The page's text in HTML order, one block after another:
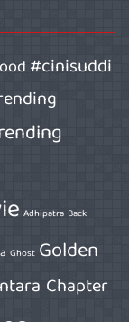
#cinisuddi
Adhipatra Back
Ghost Golden
Chapter